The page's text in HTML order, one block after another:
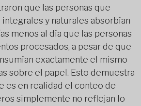
que las personas que
y naturales absorbían
menos al día que las personas
procesados, a pesar de que
exactamente el mismo
sobre el papel. Esto demuestra
es en realidad el conteo de
simplemente no reflejan lo